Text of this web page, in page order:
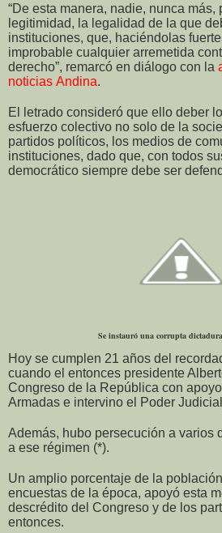
“De esta manera, nadie, nunca más,
legitimidad, la legalidad de la que
instituciones, que, haciéndolas
improbable cualquier arremetida
derecho”, remarcó en diálogo con la
noticias Andina.
El letrado consideró que ello deber
esfuerzo colectivo no solo de la
partidos políticos, los medios de
instituciones, dado que, con todos
democrático siempre debe ser
Se instauró una corrupta
Hoy se cumplen 21 años del
cuando el entonces presidente
Congreso de la República con
Armadas e intervino el Poder
Además, hubo persecución a varios
a ese régimen (*).
Un amplio porcentaje de la
encuestas de la época, apoyó esta
descrédito del Congreso y de los
entonces.